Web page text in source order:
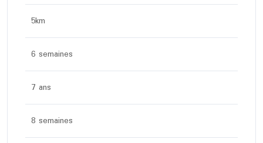
5km
6 semaines
7 ans
8 semaines